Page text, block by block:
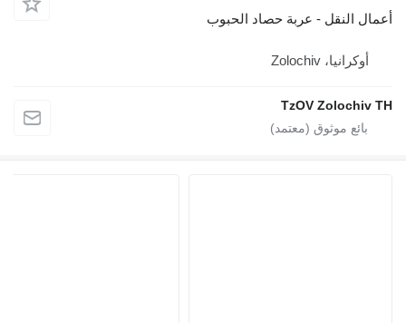
أعمال النقل - عربة حصاد الحبوب
أوكرانيا، Zolochiv
TzOV Zolochiv TH